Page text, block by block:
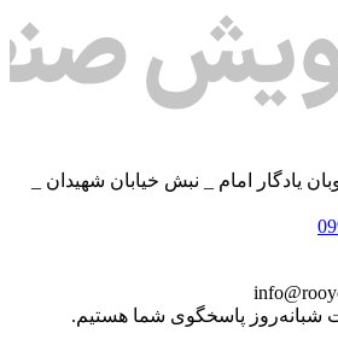
یادگار امام _ نبش خیابان شهیدان _